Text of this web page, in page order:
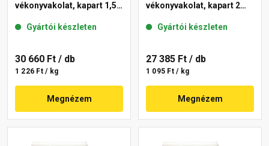
vékonyvakolat, kapart 1,5
Gyártói készleten
30 660 Ft / db
1 226 Ft / kg
Megnézem
vékonyvakolat, kapart 2
Gyártói készleten
27 385 Ft / db
1 095 Ft / kg
Megnézem